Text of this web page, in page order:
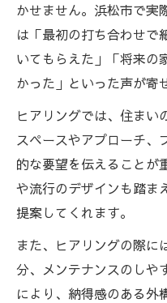
外構工事の品
割
外構工事サポ
説
かせません。浜松市で実
は「最初の打ち合わせで
いてもらえた」「将来の
かった」といった声が寄
ヒアリングでは、住まい
スペースやアプローチ、
的な要望を伝えることが
や流行のデザインも踏ま
提案してくれます。
また、ヒアリングの際に
分、メンテナンスのしや
により、納得感のある外